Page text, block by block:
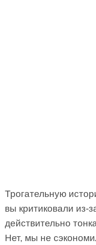
Трогательную
вы критиковали из-
действительно
Нет, мы не